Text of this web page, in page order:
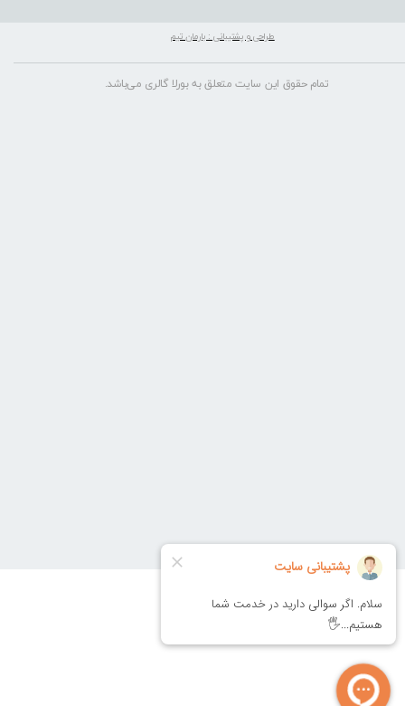
تمام حقوق این سایت متعلق به بورلا گالری می‌باشد.
طراحی و پشتیبانی : بارمان تیم